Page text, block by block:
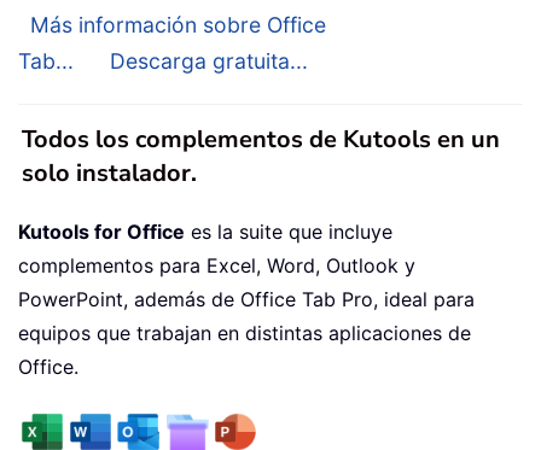
Más información sobre Office
Tab...
Descarga gratuita...
Todos los complementos de Kutools en un
solo instalador.
Kutools for Office es la suite que incluye
complementos para Excel, Word, Outlook y
PowerPoint, además de Office Tab Pro, ideal para
equipos que trabajan en distintas aplicaciones de
Office.